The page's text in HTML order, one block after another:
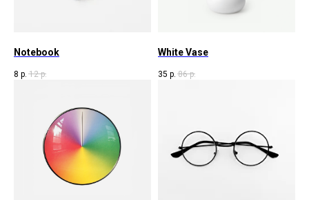
Notebook
8 р. 12 р.
White Vase
35 р. 86 р.